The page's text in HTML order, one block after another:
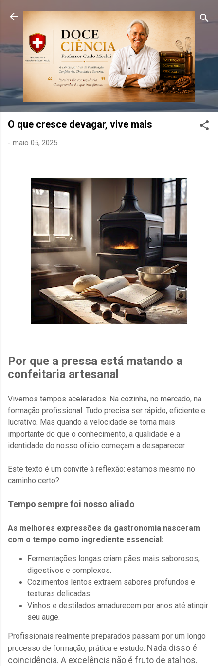
Pular para o conteúdo principal
O que cresce devagar, vive mais
- maio 05, 2025
Por que a pressa está matando a
confeitaria artesanal
Vivemos tempos acelerados. Na cozinha, no mercado, na
formação profissional. Tudo precisa ser rápido, eficiente e
lucrativo. Mas quando a velocidade se torna mais
importante do que o conhecimento, a qualidade e a
identidade do nosso ofício começam a desaparecer.
Este texto é um convite à reflexão: estamos mesmo no
caminho certo?
Tempo sempre foi nosso aliado
As melhores expressões da gastronomia nasceram
com o tempo como ingrediente essencial:
Fermentações longas criam pães mais saborosos,
digestivos e complexos.
Cozimentos lentos extraem sabores profundos e
texturas delicadas.
Vinhos e destilados amadurecem por anos até atingir
seu auge.
Profissionais realmente preparados passam por um longo
processo de formação, prática e estudo. Nada disso é
coincidência. A excelência não é fruto de atalhos.